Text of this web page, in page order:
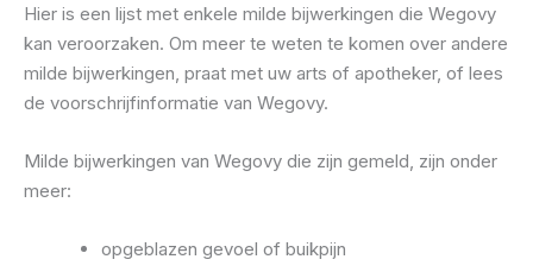
Hier is een lijst met enkele milde bijwerkingen die Wegovy
kan veroorzaken. Om meer te weten te komen over andere
milde bijwerkingen, praat met uw arts of apotheker, of lees
de voorschrijfinformatie van Wegovy.
Milde bijwerkingen van Wegovy die zijn gemeld, zijn onder
meer:
opgeblazen gevoel of buikpijn